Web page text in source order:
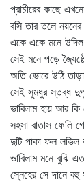
প্রাচীরের কাছে
বসি তার তলে
একে একে মনে
সেই মনে পড়ে
অতি ভোরে উঠি
সেই সুমধুর স্তব্ধ
ভাবিলাম হায় আর
সহসা বাতাস ফেলি
দুটি পাকা ফল
ভাবিলাম মনে বুঝি
স্নেহের সে দানে বহু